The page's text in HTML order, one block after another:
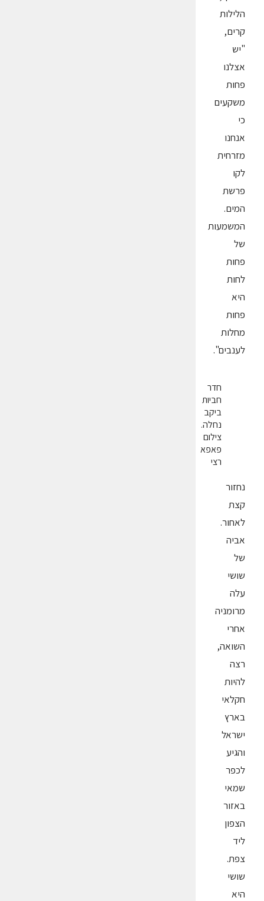
הלילות
קרים,
"יש
אצלנו
פחות
משקעים
כי
אנחנו
מזרחית
לקו
פרשת
המים.
המשמעות
של
פחות
לחות
היא
פחות
מחלות
לענבים".
חדר
חביות
ביקב
נחלה.
צילום
פאפא
רצי
נחזור
קצת
לאחור.
אביה
של
שושי
עלה
מרומניה
אחרי
השואה,
רצה
להיות
חקלאי
בארץ
ישראל
והגיע
לכפר
שמאי
באזור
הצפון
ליד
צפת.
שושי
היא